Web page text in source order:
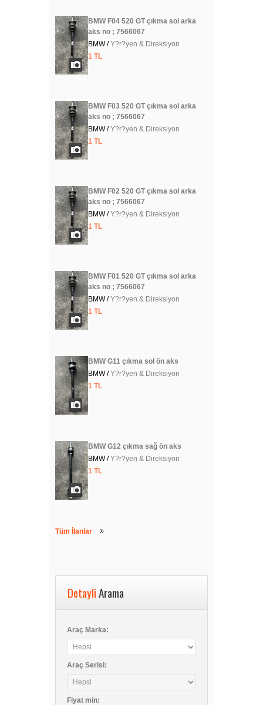
BMW F04 520 GT çıkma sol arka
aks no ; 7566067
BMW /Y?r?yen & Direksiyon
1 TL
BMW F03 520 GT çıkma sol arka
aks no ; 7566067
BMW /Y?r?yen & Direksiyon
1 TL
BMW F02 520 GT çıkma sol arka
aks no ; 7566067
BMW /Y?r?yen & Direksiyon
1 TL
BMW F01 520 GT çıkma sol arka
aks no ; 7566067
BMW /Y?r?yen & Direksiyon
1 TL
BMW G11 çıkma sol ön aks
BMW /Y?r?yen & Direksiyon
1 TL
BMW G12 çıkma sağ ön aks
BMW /Y?r?yen & Direksiyon
1 TL
Tüm İlanlar
DetayliArama
Araç Marka:
Araç Serisi:
Fiyat min: